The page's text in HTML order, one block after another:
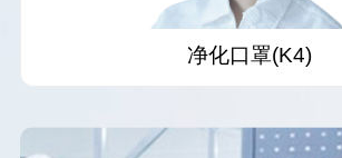
防静电连体服(F21)